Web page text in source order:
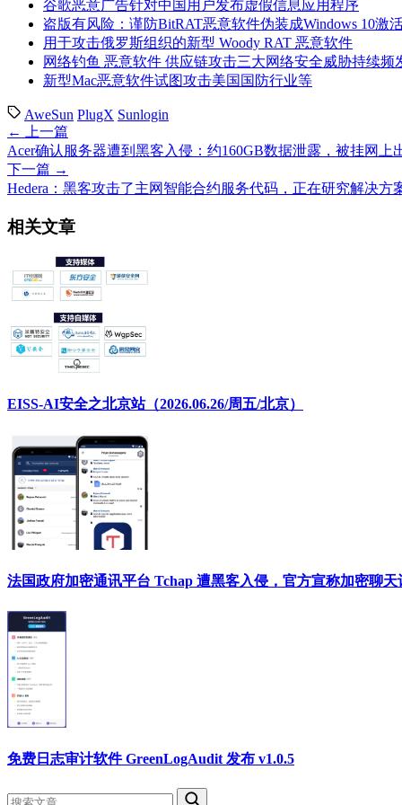
谷歌恶意广告针对中国用户发布虚假信息应用程序
盗版有风险：谨防BitRAT恶意软件伪装成Windows 10激
用于攻击俄罗斯组织的新型 Woody RAT 恶意软件
网络钓鱼 恶意软件 供应链攻击三大网络安全威胁持续频
新型Mac恶意软件试图攻击美国国防行业等
AweSun PlugX Sunlogin
← 上一篇
Acer确认服务器遭到黑客入侵：约160GB数据泄露，被挂网上
下一篇 →
Hedera：黑客攻击了主网智能合约服务代码，正在研究解决方
相关文章
EISS-AI安全之北京站（2026.06.26/周五/北京）
法国政府加密通讯平台 Tchap 遭黑客入侵，官方宣称加密聊天
免费日志审计软件 GreenLogAudit 发布 v1.0.5